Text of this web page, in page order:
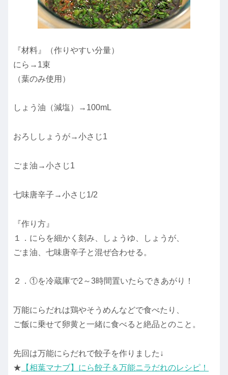
『材料』（作りやすい分量）
にら→1束
（葉のみ使用）
しょう油（減塩）→100mL
おろししょうが→小さじ1
ごま油→小さじ1
七味唐辛子→小さじ1/2
『作り方』
１．にらを細かく刻み、しょうゆ、しょうが、
ごま油、七味唐辛子と混ぜ合わせる。
２．①を冷蔵庫で2～3時間置いたらできあがり！
万能にらだれは鶏やそうめんなどで食べたり、
ご飯に乗せて卵黄と一緒に食べると絶品とのこと。
先回は万能にらだれで餃子を作りました↓
★ 【相葉マナブ】にら餃子＆万能ニラだれのレシピ！